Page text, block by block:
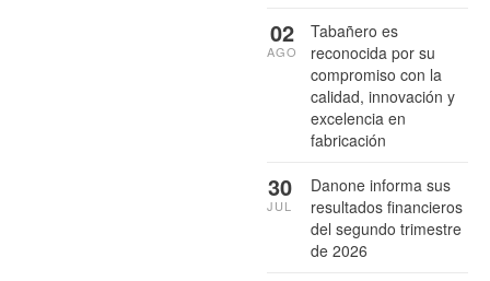
Tabañero es
reconocida por su
compromiso con la
calidad, innovación y
excelencia en
fabricación
02
AGO
Danone informa sus
resultados financieros
del segundo trimestre
de 2026
30
JUL